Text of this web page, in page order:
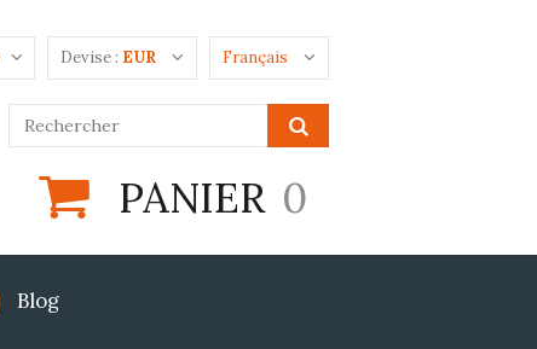
Français
Devise : EUR
PANIER 0
Blog